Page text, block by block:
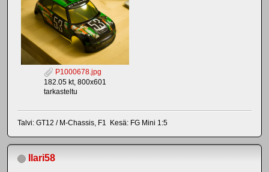
P1000678.jpg
182.05 kt, 800x601
tarkasteltu
Talvi: GT12 / M-Chassis, F1 Kesä: FG Mini 1:5
Ilari58